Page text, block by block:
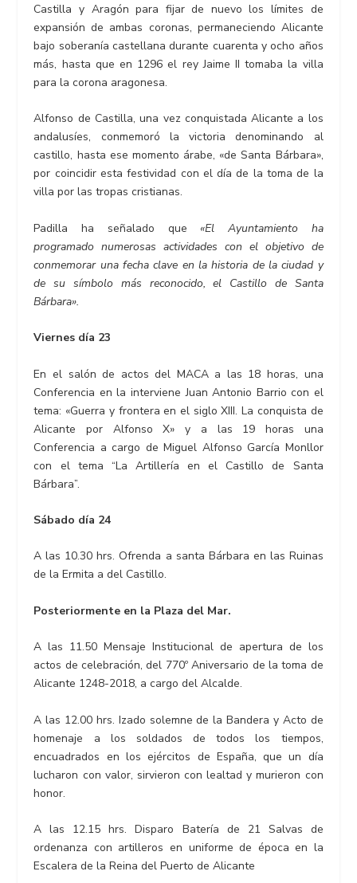
Castilla y Aragón para fijar de nuevo los límites de
expansión de ambas coronas, permaneciendo Alicante
bajo soberanía castellana durante cuarenta y ocho años
más, hasta que en 1296 el rey Jaime II tomaba la villa
para la corona aragonesa.
Alfonso de Castilla, una vez conquistada Alicante a los
andalusíes, conmemoró la victoria denominando al
castillo, hasta ese momento árabe, «de Santa Bárbara»,
por coincidir esta festividad con el día de la toma de la
villa por las tropas cristianas.
Padilla ha señalado que «El Ayuntamiento ha
programado numerosas actividades con el objetivo de
conmemorar una fecha clave en la historia de la ciudad y
de su símbolo más reconocido, el Castillo de Santa
Bárbara».
Viernes día 23
En el salón de actos del MACA a las 18 horas, una
Conferencia en la interviene Juan Antonio Barrio con el
tema: «Guerra y frontera en el siglo XIII. La conquista de
Alicante por Alfonso X» y a las 19 horas una
Conferencia a cargo de Miguel Alfonso García Monllor
con el tema “La Artillería en el Castillo de Santa
Bárbara”.
Sábado día 24
A las 10.30 hrs. Ofrenda a santa Bárbara en las Ruinas
de la Ermita a del Castillo.
Posteriormente en la Plaza del Mar.
A las 11.50 Mensaje Institucional de apertura de los
actos de celebración, del 770º Aniversario de la toma de
Alicante 1248-2018, a cargo del Alcalde.
A las 12.00 hrs. Izado solemne de la Bandera y Acto de
homenaje a los soldados de todos los tiempos,
encuadrados en los ejércitos de España, que un día
lucharon con valor, sirvieron con lealtad y murieron con
honor.
A las 12.15 hrs. Disparo Batería de 21 Salvas de
ordenanza con artilleros en uniforme de época en la
Escalera de la Reina del Puerto de Alicante